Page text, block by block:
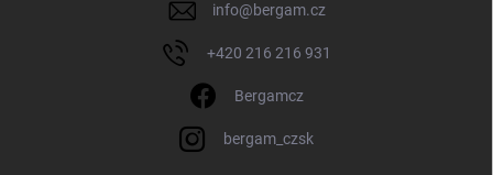
info@bergam.cz
+420 216 216 931
Bergamcz
bergam_czsk